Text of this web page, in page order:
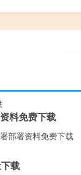
料免费下载
载